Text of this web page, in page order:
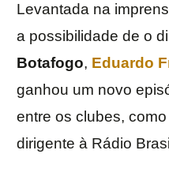
Levantada na
a possibilidade de o
Botafogo, Eduardo
ganhou um novo
entre os clubes,
dirigente à Rádio